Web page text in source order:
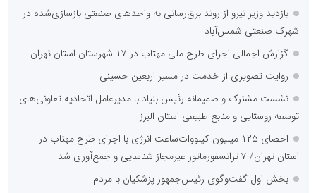
بازدید وزیر نیرو از روند برق‌رسانی به واحدهای صنعتی بازسازی‌شده در
شهرک صنعتی شمس‌آباد
گزارش اجمالی اجرای طرح ملی مهتاب در ۱۷ شهرستان استان تهران
روایت تصویری از خدمت در مسیر اربعین حسینی
نشست مشترک و صمیمانه رئیس بنیاد با مدیرعامل اتحادیه تعاونی‌های
توسعه روستایی و منابع طبیعی استان البرز
احصای ۱۲۵ میلیون کیلووات‌ساعت انرژی با اجرای طرح مهتاب در
استان تهران/ ۷ ترانسفورماتور غیرمجاز شناسایی و جمع‌آوری شد
بخش اول گفت‌وگوی رئیس‌جمهور پزشکیان با مردم